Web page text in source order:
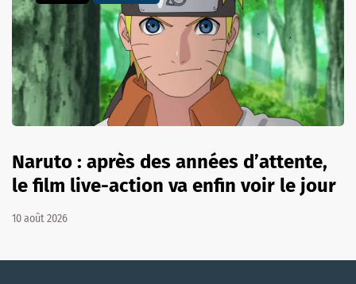
Naruto : après des années d’attente,
le film live-action va enfin voir le jour
10 août 2026